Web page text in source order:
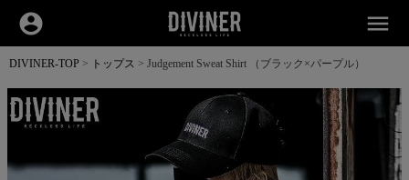
account_circle menu
DIVINER-TOP トップス Judgement Sweat Shirt （ブラック×パープル）